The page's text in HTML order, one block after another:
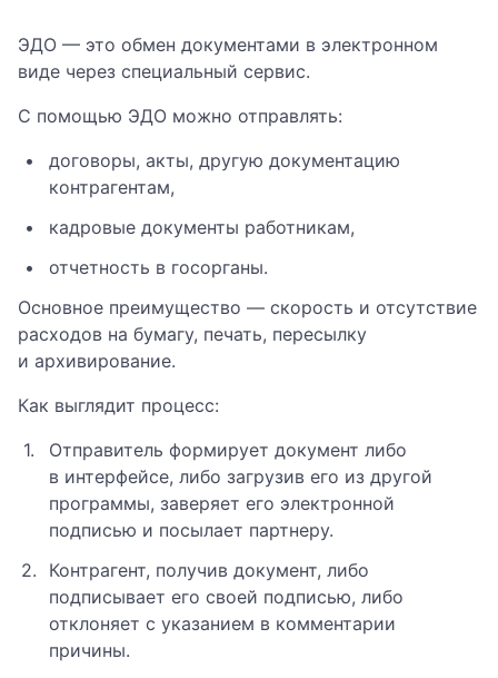
ЭДО — это обмен документами в электронном
виде через специальный сервис.
С помощью ЭДО можно отправлять:
договоры, акты, другую документацию
контрагентам,
кадровые документы работникам,
отчетность в госорганы.
Основное преимущество — скорость и отсутствие
расходов на бумагу, печать, пересылку
и архивирование.
Как выглядит процесс:
Отправитель формирует документ либо
в интерфейсе, либо загрузив его из другой
программы, заверяет его электронной
подписью и посылает партнеру.
Контрагент, получив документ, либо
подписывает его своей подписью, либо
отклоняет с указанием в комментарии
причины.